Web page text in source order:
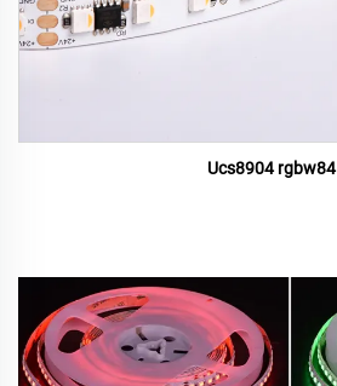
Ucs8904 rgbw84